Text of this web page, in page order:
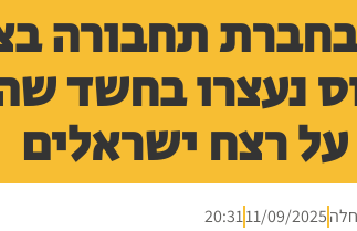
תחבורה
נעצרו בחשד
על רצח ישראלים
11/09/2025
20:31